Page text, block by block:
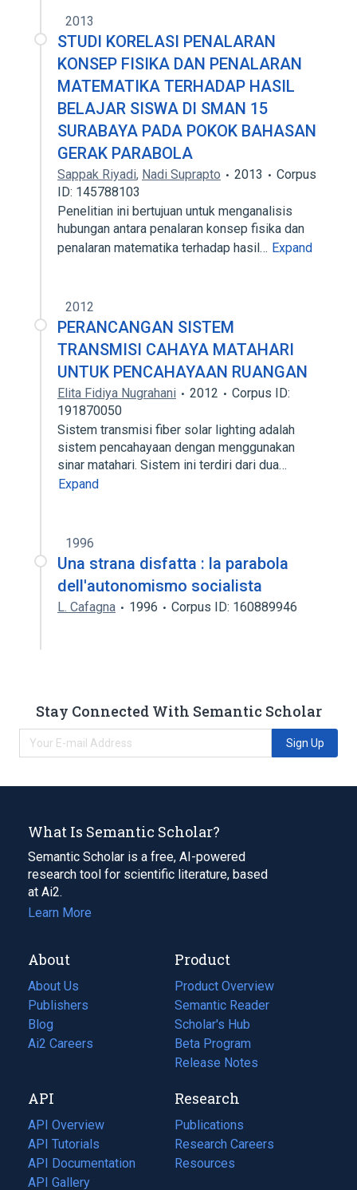
2013
STUDI KORELASI PENALARAN
KONSEP FISIKA DAN PENALARAN
MATEMATIKA TERHADAP HASIL
BELAJAR SISWA DI SMAN 15
SURABAYA PADA POKOK BAHASAN
GERAK PARABOLA
Sappak Riyadi, Nadi Suprapto 2013
Corpus
ID: 145788103
Penelitian ini bertujuan untuk menganalisis
hubungan antara penalaran konsep fisika dan
penalaran matematika terhadap hasil… Expand
2012
PERANCANGAN SISTEM
TRANSMISI CAHAYA MATAHARI
UNTUK PENCAHAYAAN RUANGAN
Elita Fidiya Nugrahani 2012
Corpus ID:
191870050
Sistem transmisi fiber solar lighting adalah
sistem pencahayaan dengan menggunakan
sinar matahari. Sistem ini terdiri dari dua…
Expand
1996
Una strana disfatta : la parabola
dell'autonomismo socialista
L. Cafagna 1996 Corpus ID: 160889946
Stay Connected With Semantic Scholar
Sign Up
What Is Semantic Scholar?
Semantic Scholar is a free, AI-powered
research tool for scientific literature, based
at Ai2.
Learn More
About
About Us
Publishers
Blog
(opens
in
tab)
Ai2 Careers
(opens
new
tab)
Product
Product Overview
Semantic Reader
Scholar's Hub
Beta Program
Release Notes
API
API Overview
API Tutorials
API Documentation
(opens
in
API Gallery
Research
Publications
(opens
in
a
Research Careers
(opens
in
Resources
(opens